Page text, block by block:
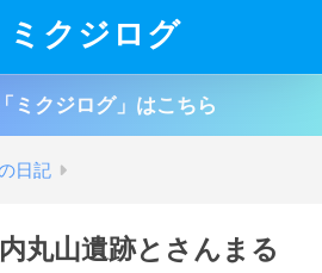
クジログ
ミクジログ」はこちら
日記
丸山遺跡とさんまる